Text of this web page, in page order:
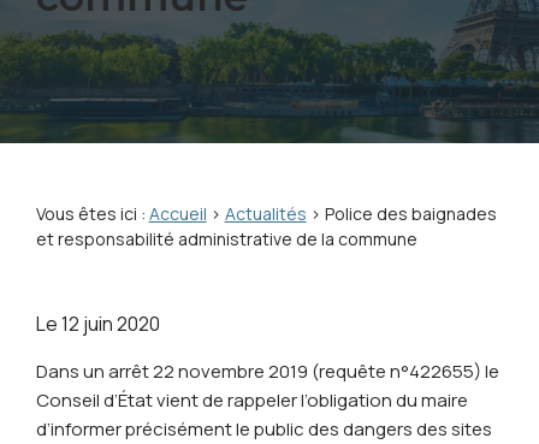
Vous êtes ici : Accueil > Actualités > Police des baignades
et responsabilité administrative de la commune
Le12 juin 2020
Dans un arrêt 22 novembre 2019 (requête n°422655) le
Conseil d’État vient de rappeler l’obligation du maire
d’informer précisément le public des dangers des sites